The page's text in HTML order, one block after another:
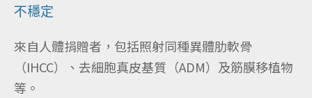
不穩定
來自人體捐贈者，包括照射同種異體肋軟骨
（IHCC）、去細胞真皮基質（ADM）及筋膜移植物
等。